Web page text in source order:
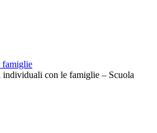
famiglie
con le famiglie – Scuola